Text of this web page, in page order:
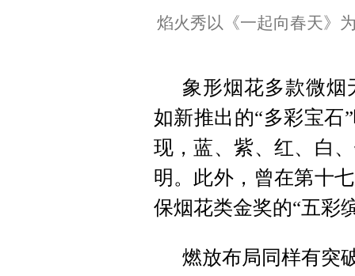
焰火秀以《一起向春天》
象形烟花多款微烟
如新推出的“多彩宝石
现，蓝、紫、红、白
明。此外，曾在第十
保烟花类金奖的“五彩
燃放布局同样有突